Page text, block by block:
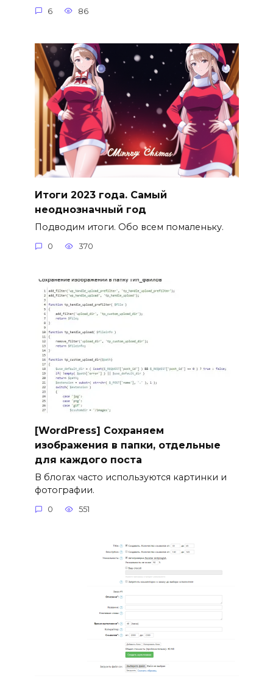
6 86
Итоги 2023 года. Самый
неоднозначный год
Подводим итоги. Обо всем помаленьку.
0 370
[WordPress] Сохраняем
изображения в папки, отдельные
для каждого поста
В блогах часто используются картинки и
фотографии.
0 551